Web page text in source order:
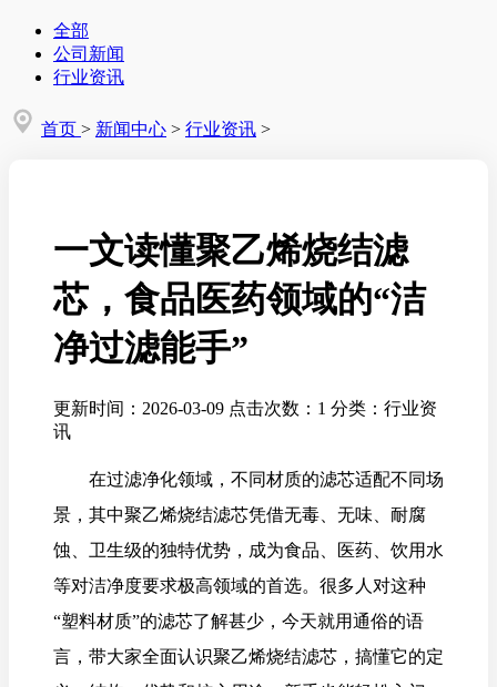
全部
公司新闻
行业资讯
首页 > 新闻中心 > 行业资讯 >
一文读懂聚乙烯烧结滤
芯，食品医药领域的“洁
净过滤能手”
更新时间：2026-03-09 点击次数：1 分类：行业资
讯
在过滤净化领域，不同材质的滤芯适配不同场
景，其中聚乙烯烧结滤芯凭借无毒、无味、耐腐
蚀、卫生级的独特优势，成为食品、医药、饮用水
等对洁净度要求极高领域的首选。很多人对这种
“塑料材质”的滤芯了解甚少，今天就用通俗的语
言，带大家全面认识聚乙烯烧结滤芯，搞懂它的定